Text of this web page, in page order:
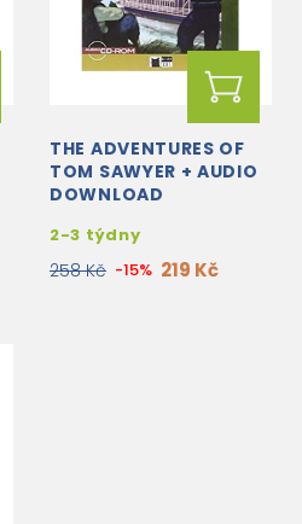
THE ADVENTURES OF
TOM SAWYER + AUDIO
DOWNLOAD
2-3 týdny
258 Kč -15% 219 Kč